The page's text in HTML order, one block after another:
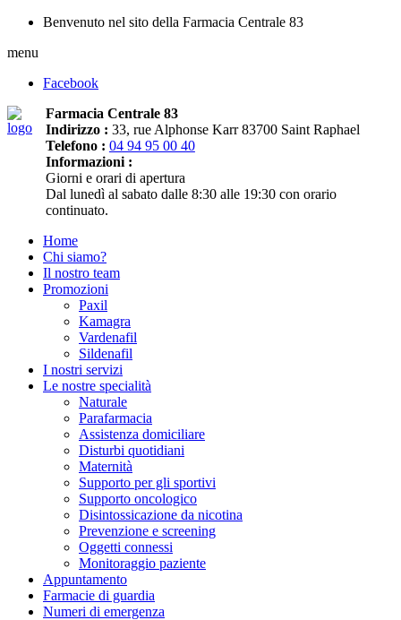
Benvenuto nel sito della Farmacia Centrale 83
menu
Facebook
Farmacia Centrale 83
Indirizzo : 33, rue Alphonse Karr 83700 Saint Raphael
Telefono : 04 94 95 00 40
Informazioni :
Giorni e orari di apertura
Dal lunedì al sabato dalle 8:30 alle 19:30 con orario
continuato.
Home
Chi siamo?
Il nostro team
Promozioni
Paxil
Kamagra
Vardenafil
Sildenafil
I nostri servizi
Le nostre specialità
Naturale
Parafarmacia
Assistenza domiciliare
Disturbi quotidiani
Maternità
Supporto per gli sportivi
Supporto oncologico
Disintossicazione da nicotina
Prevenzione e screening
Oggetti connessi
Monitoraggio paziente
Appuntamento
Farmacie di guardia
Numeri di emergenza